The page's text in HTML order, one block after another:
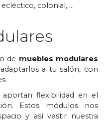
colonial, …
de muebles modulares
a tu salón, con
flexibilidad en el
Estos módulos nos
y así vestir nuestra